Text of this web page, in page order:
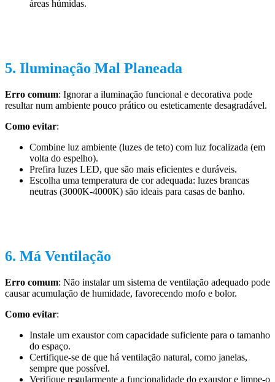
áreas húmidas.
5. Iluminação Mal Planeada
Erro comum: Ignorar a iluminação funcional e decorativa pode
resultar num ambiente pouco prático ou esteticamente desagradável.
Como evitar:
Combine luz ambiente (luzes de teto) com luz focalizada (em
volta do espelho).
Prefira luzes LED, que são mais eficientes e duráveis.
Escolha uma temperatura de cor adequada: luzes brancas
neutras (3000K-4000K) são ideais para casas de banho.
6. Má Ventilação
Erro comum: Não instalar um sistema de ventilação adequado pode
causar acumulação de humidade, favorecendo mofo e bolor.
Como evitar:
Instale um exaustor com capacidade suficiente para o tamanho
do espaço.
Certifique-se de que há ventilação natural, como janelas,
sempre que possível.
Verifique regularmente a funcionalidade do exaustor e limpe-o